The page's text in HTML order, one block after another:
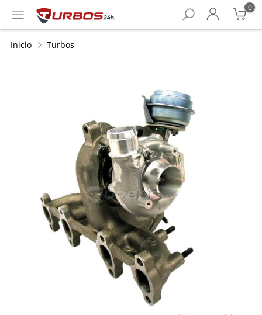
0
Inicio Turbos